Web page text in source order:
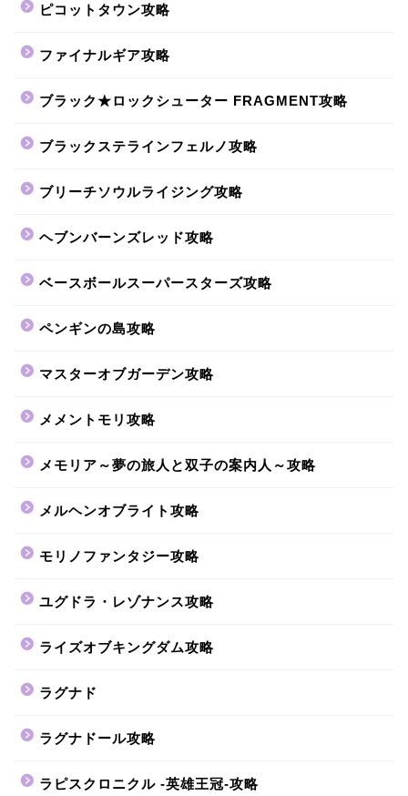
ピコットタウン攻略
ファイナルギア攻略
ブラック★ロックシューター FRAGMENT攻略
ブラックステラインフェルノ攻略
ブリーチソウルライジング攻略
ヘブンバーンズレッド攻略
ベースボールスーパースターズ攻略
ペンギンの島攻略
マスターオブガーデン攻略
メメントモリ攻略
メモリア～夢の旅人と双子の案内人～攻略
メルヘンオブライト攻略
モリノファンタジー攻略
ユグドラ・レゾナンス攻略
ライズオブキングダム攻略
ラグナド
ラグナドール攻略
ラピスクロニクル -英雄王冠-攻略